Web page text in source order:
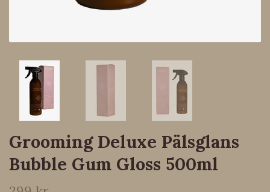
Grooming Deluxe Pälsglans
Bubble Gum Gloss 500ml